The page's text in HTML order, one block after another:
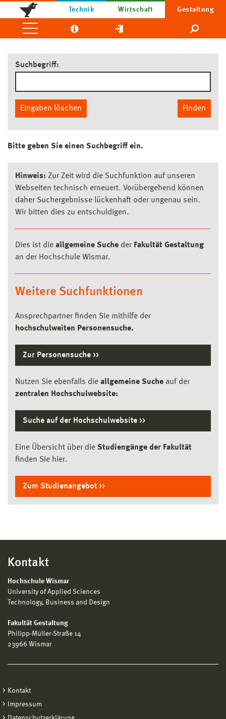
Technik Wirtschaft Gestaltung
Suchbegriff:
Eingaben löschen Finden
Bitte geben Sie einen Suchbegriff ein.
Hinweis: Zur Zeit wird die Suchfunktion auf unseren
Webseiten technisch erneuert. Vorübergehend können
daher Suchergebnisse lückenhaft oder ungenau sein.
Wir bitten dies zu entschuldigen.
Dies ist die allgemeine Suche der Fakultät Gestaltung
an der Hochschule Wismar.
Weitere Suchfunktionen
Ansprechpartner finden Sie mithilfe der
hochschulweiten Personensuche.
Zur Personen­suche
Nutzen Sie ebenfalls die allgemeine Suche auf der
zentralen Hochschulwebsite:
Suche auf der Hochschulwebsite
Eine Übersicht über die Studiengänge der Fakultät
finden Sie hier.
Zum Studienangebot
Kontakt
Hochschule Wismar
University of Applied Sciences
Technology, Business and Design
Fakultät Gestaltung
Philipp-Müller-Straße 14
23966 Wismar
Kontakt
Impressum